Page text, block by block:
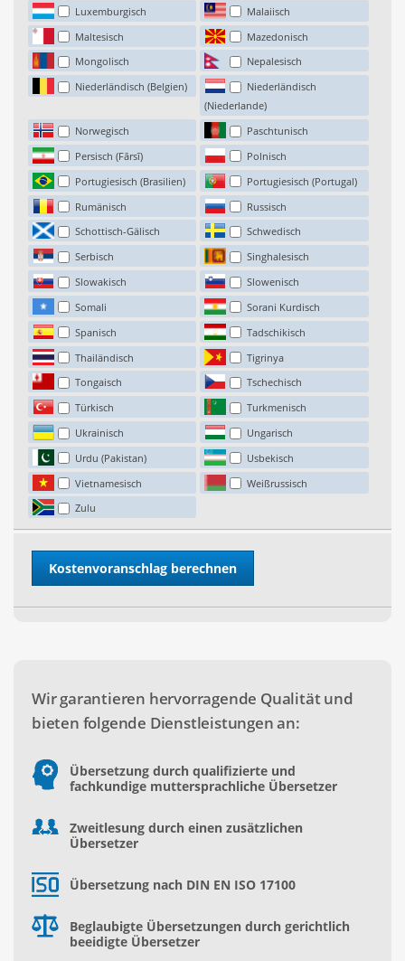
Luxemburgisch
Malaiisch
Maltesisch
Mazedonisch
Mongolisch
Nepalesisch
Niederländisch (Belgien)
Niederländisch
(Niederlande)
Norwegisch
Paschtunisch
Persisch (Fārsī)
Polnisch
Portugiesisch (Brasilien)
Portugiesisch (Portugal)
Rumänisch
Russisch
Schottisch-Gälisch
Schwedisch
Serbisch
Singhalesisch
Slowakisch
Slowenisch
Somali
Sorani Kurdisch
Spanisch
Tadschikisch
Thailändisch
Tigrinya
Tongaisch
Tschechisch
Türkisch
Turkmenisch
Ukrainisch
Ungarisch
Urdu (Pakistan)
Usbekisch
Vietnamesisch
Weißrussisch
Zulu
Wir garantieren hervorragende Qualität und
bieten folgende Dienstleistungen an:
Übersetzung durch qualifizierte und
fachkundige muttersprachliche Übersetzer
Zweitlesung durch einen zusätzlichen
Übersetzer
Übersetzung nach DIN EN ISO 17100
Beglaubigte Übersetzungen durch gerichtlich
beeidigte Übersetzer